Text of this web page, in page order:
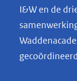
k
e
I&W en de